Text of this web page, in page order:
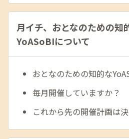
月イチ、おとなのための知
YoASoBIについて
おとなのための知的な
毎月開催していますか？
これから先の開催計画は